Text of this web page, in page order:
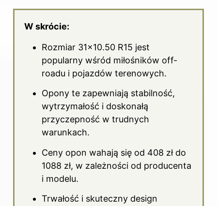
W skrócie:
Rozmiar 31×10.50 R15 jest
popularny wśród miłośników off-
roadu i pojazdów terenowych.
Opony te zapewniają stabilność,
wytrzymałość i doskonałą
przyczepność w trudnych
warunkach.
Ceny opon wahają się od 408 zł do
1088 zł, w zależności od producenta
i modelu.
Trwałość i skuteczny design